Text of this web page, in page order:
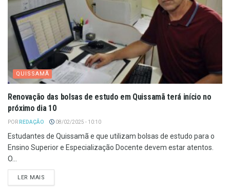
QUISSAMÃ
Renovação das bolsas de estudo em Quissamã terá início no
próximo dia 10
POR REDAÇÃO 08/02/2025 - 10:10
Estudantes de Quissamã e que utilizam bolsas de estudo para o
Ensino Superior e Especialização Docente devem estar atentos.
O...
LER MAIS